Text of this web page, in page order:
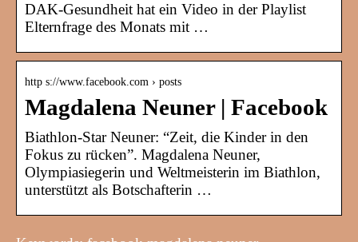
DAK-Gesundheit hat ein Video in der Playlist
Elternfrage des Monats mit …
http s://www.facebook.com › posts
Magdalena Neuner | Facebook
Biathlon-Star Neuner: “Zeit, die Kinder in den
Fokus zu rücken”. Magdalena Neuner,
Olympiasiegerin und Weltmeisterin im Biathlon,
unterstützt als Botschafterin …